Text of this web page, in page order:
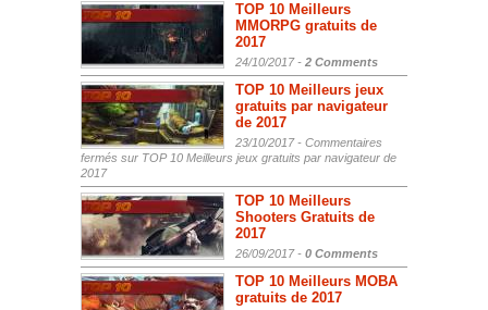
TOP 10 Meilleurs
MMORPG gratuits de
2017
24/10/2017 - 2 Comments
TOP 10 Meilleurs jeux
gratuits par navigateur
de 2017
23/10/2017 - Commentaires
fermés sur TOP 10 Meilleurs jeux gratuits par navigateur de
2017
TOP 10 Meilleurs
Shooters Gratuits de
2017
26/09/2017 - 0 Comments
TOP 10 Meilleurs MOBA
gratuits de 2017